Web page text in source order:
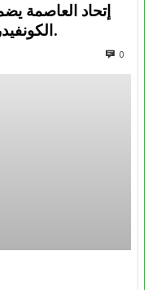
إتحاد العاصمة
الكونفيدرالية الإفريقية الموسم القادم.
0